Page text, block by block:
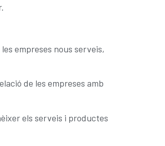
empreses nous serveis,
de les empreses amb
els serveis i productes